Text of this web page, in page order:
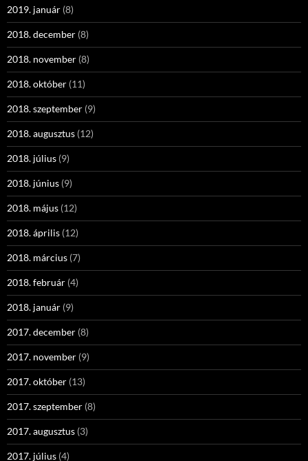
2019. január (8)
2018. december (8)
2018. november (8)
2018. október (11)
2018. szeptember (9)
2018. augusztus (12)
2018. július (9)
2018. június (9)
2018. május (12)
2018. április (12)
2018. március (7)
2018. február (4)
2018. január (9)
2017. december (8)
2017. november (9)
2017. október (13)
2017. szeptember (8)
2017. augusztus (3)
2017. július (4)